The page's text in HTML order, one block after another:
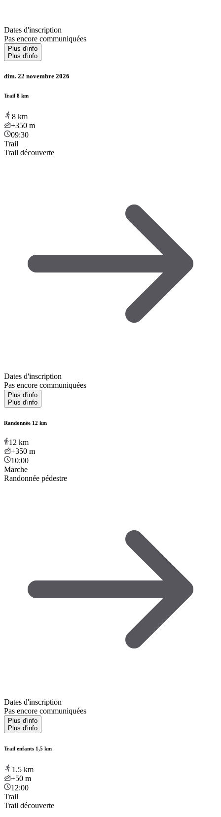
Dates d'inscription
Pas encore communiquées
Plus d'info
Plus d'info
dim. 22 novembre 2026
Trail 8 km
8 km
+350 m
09:30
Trail
Trail découverte
Dates d'inscription
Pas encore communiquées
Plus d'info
Plus d'info
Randonnée 12 km
12 km
+350 m
10:00
Marche
Randonnée pédestre
Dates d'inscription
Pas encore communiquées
Plus d'info
Plus d'info
Trail enfants 1,5 km
1.5 km
+50 m
12:00
Trail
Trail découverte